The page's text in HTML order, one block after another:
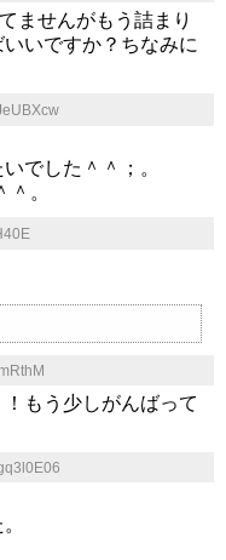
ませんがもう詰まり
いですか？ちなみに
でした＾＾；。
。
もう少しがんばって